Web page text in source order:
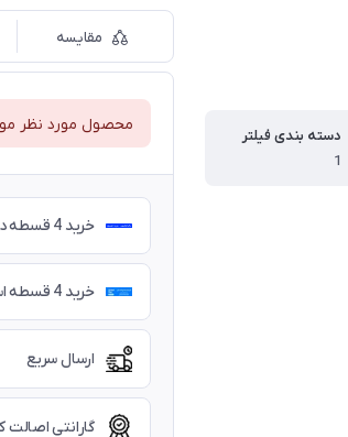
دسته بندی فیلتر
1
مقایسه
محصول مورد نظر
خرید 4 قسطه دیجی پی
خرید 4 قسطه اسنپ پی
ارسال سریع
گارانتی اصالت